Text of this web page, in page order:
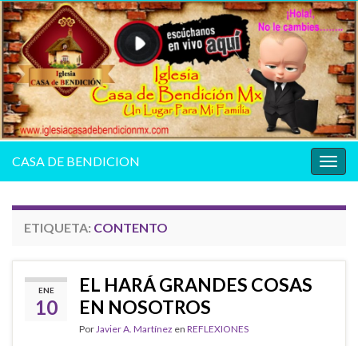
la
CASA DE BENDICION
ETIQUETA: CONTENTO
ENE
10
EL HARÁ GRANDES COSAS
EN NOSOTROS
Por Javier A. Martínez en REFLEXIONES